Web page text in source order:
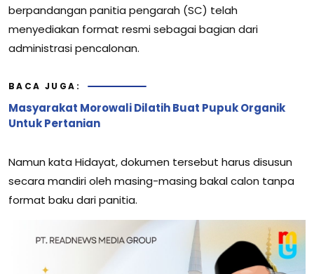
berpandangan panitia pengarah (SC) telah
menyediakan format resmi sebagai bagian dari
administrasi pencalonan.
BACA JUGA:
Masyarakat Morowali Dilatih Buat Pupuk Organik
Untuk Pertanian
Namun kata Hidayat, dokumen tersebut harus disusun
secara mandiri oleh masing-masing bakal calon tanpa
format baku dari panitia.